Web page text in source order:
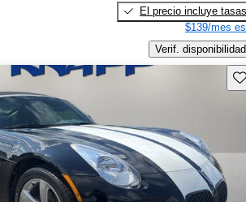
El precio incluye tasas
$139/mes
Verif. disponibilidad